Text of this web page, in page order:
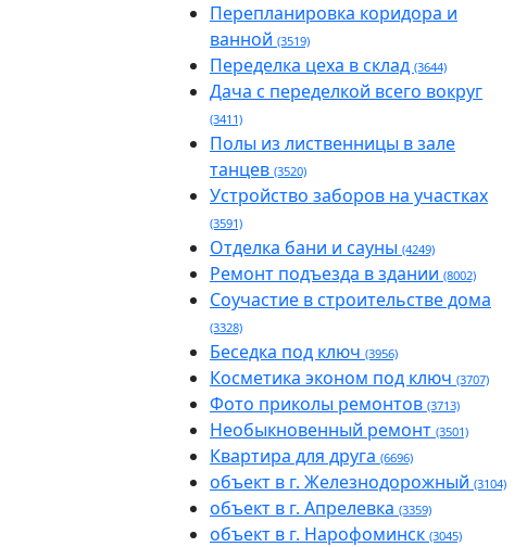
Перепланировка коридора и
ванной (3519)
Переделка цеха в склад (3644)
Дача с переделкой всего вокруг
(3411)
Полы из лиственницы в зале
танцев (3520)
Устройство заборов на участках
(3591)
Отделка бани и сауны (4249)
Ремонт подъезда в здании (8002)
Соучастие в строительстве дома
(3328)
Беседка под ключ (3956)
Косметика эконом под ключ (3707)
Фото приколы ремонтов (3713)
Необыкновенный ремонт (3501)
Квартира для друга (6696)
объект в г. Железнодорожный (3104)
объект в г. Апрелевка (3359)
объект в г. Нарофоминск (3045)